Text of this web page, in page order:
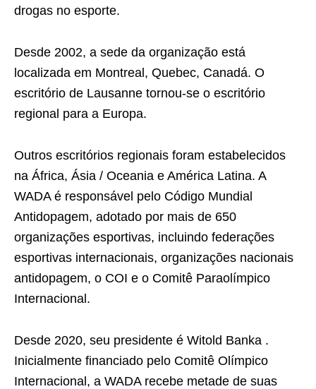
drogas no esporte.
Desde 2002, a sede da organização está
localizada em Montreal, Quebec, Canadá. O
escritório de Lausanne tornou-se o escritório
regional para a Europa.
Outros escritórios regionais foram estabelecidos
na África, Ásia / Oceania e América Latina. A
WADA é responsável pelo Código Mundial
Antidopagem, adotado por mais de 650
organizações esportivas, incluindo federações
esportivas internacionais, organizações nacionais
antidopagem, o COI e o Comitê Paraolímpico
Internacional.
Desde 2020, seu presidente é Witold Banka .
Inicialmente financiado pelo Comitê Olímpico
Internacional, a WADA recebe metade de suas